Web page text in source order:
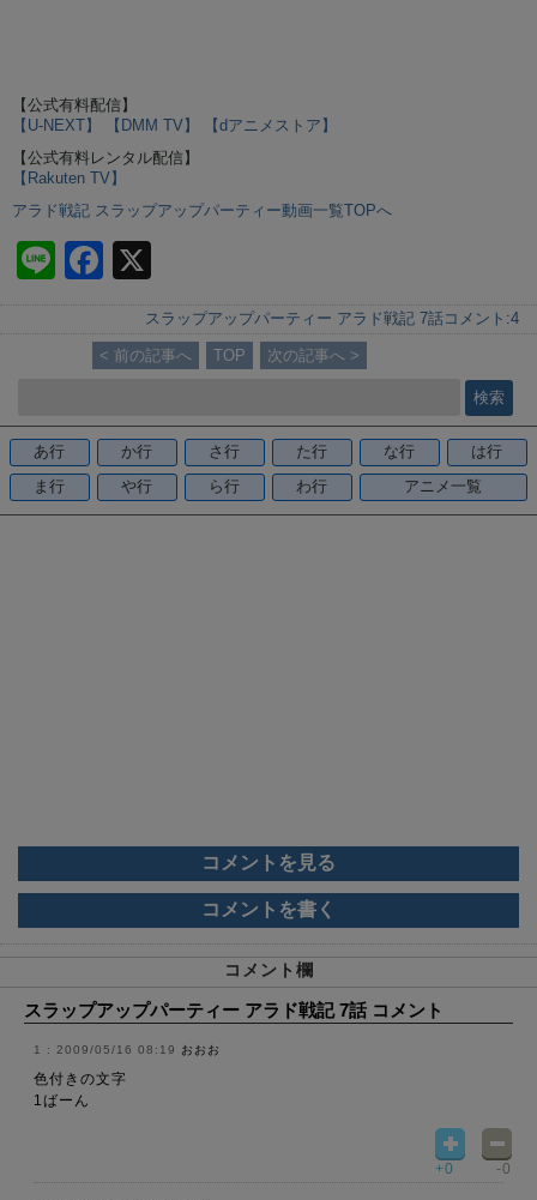
【公式有料配信】
【U-NEXT】
【DMM TV】
【dアニメストア】
【公式有料レンタル配信】
【Rakuten TV】
アラド戦記 スラップアップパーティー動画一覧TOPへ
Li
n
e
F
a
c
e
o
o
k
スラップアップパーティー アラド戦記 7話 コメント:4
< 前の記事へ TOP 次の記事へ >
あ行 か行 さ行 た行 な行
は行
ま行
や行 ら行 わ行 アニメ一覧
コメントを見る
コメントを書く
コメント欄
スラップアップパーティー アラド戦記 7話 コメント
2009/05/16 08:19 おおお
色付きの文字
1ばーん
+0 -0